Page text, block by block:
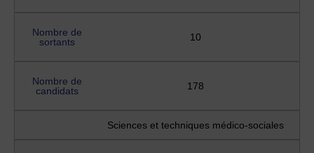
Nombre de
sortants
10
Nombre de
candidats
178
Sciences et techniques médico-sociales